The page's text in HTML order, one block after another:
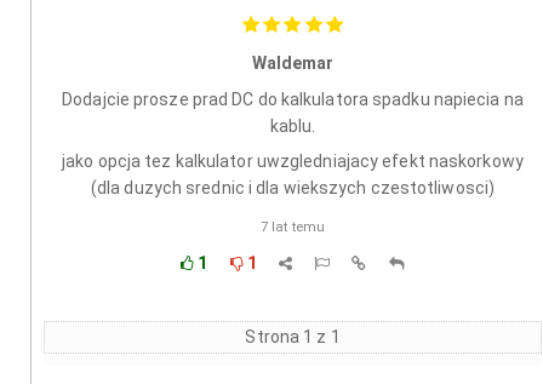
Waldemar
Dodajcie prosze prad DC do kalkulatora spadku napiecia na
kablu.
jako opcja tez kalkulator uwzgledniajacy efekt naskorkowy
(dla duzych srednic i dla wiekszych czestotliwosci)
7 lat temu
1 1
Strona 1 z 1